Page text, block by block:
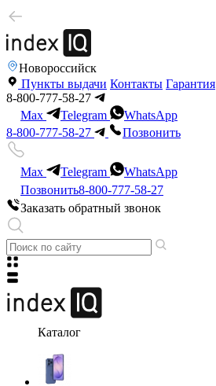
Новороссийск
Пункты выдачи Контакты Гарантия
8-800-777-58-27
Max
Telegram
WhatsApp
8-800-777-58-27
Позвонить
Max Telegram
WhatsApp
Позвонить8-800-777-58-27
Заказать обратный звонок
Каталог